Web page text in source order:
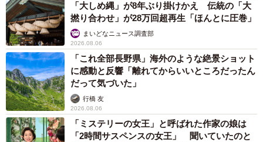
「大しめ縄」が8年ぶり掛けかえ 伝統の「大
撚り合わせ」が28万回超再生「ほんとに圧巻」
まいどなニュース調査部
2026.08.06
「これ全部長野県」海外のような絶景ショット
に感動と反響「離れてからいいところだったん
だって気づいた」
行橋 友
2026.08.06
「ミステリーの女王」と呼ばれた作家の娘は
「2時間サスペンスの女王」 聞いていたのと